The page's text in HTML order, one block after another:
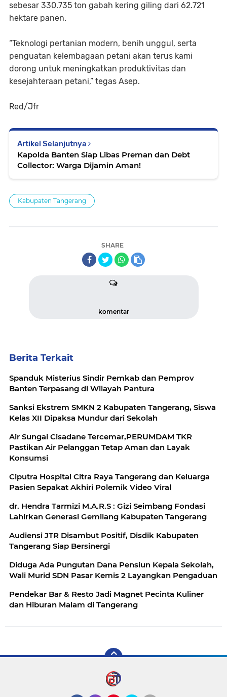
sebesar 330.735 ton gabah kering giling dari 62.721
hektare panen.
“Teknologi pertanian modern, benih unggul, serta
penguatan kelembagaan petani akan terus kami
dorong untuk meningkatkan produktivitas dan
kesejahteraan petani,” tegas Asep.
Red/Jfr
Artikel Selanjutnya
Kapolda Banten Siap Libas Preman dan Debt
Collector: Warga Dijamin Aman!
Kabupaten Tangerang
SHARE
komentar
Berita Terkait
Spanduk Misterius Sindir Pemkab dan Pemprov
Banten Terpasang di Wilayah Pantura
Sanksi Ekstrem SMKN 2 Kabupaten Tangerang, Siswa
Kelas XII Dipaksa Mundur dari Sekolah
Air Sungai Cisadane Tercemar,PERUMDAM TKR
Pastikan Air Pelanggan Tetap Aman dan Layak
Konsumsi
Ciputra Hospital Citra Raya Tangerang dan Keluarga
Pasien Sepakat Akhiri Polemik Video Viral
dr. Hendra Tarmizi M.A.R.S : Gizi Seimbang Fondasi
Lahirkan Generasi Gemilang Kabupaten Tangerang
Audiensi JTR Disambut Positif, Disdik Kabupaten
Tangerang Siap Bersinergi
Diduga Ada Pungutan Dana Pensiun Kepala Sekolah,
Wali Murid SDN Pasar Kemis 2 Layangkan Pengaduan
Pendekar Bar & Resto Jadi Magnet Pecinta Kuliner
dan Hiburan Malam di Tangerang